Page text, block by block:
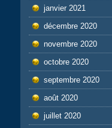
janvier 2021
décembre 2020
novembre 2020
octobre 2020
septembre 2020
août 2020
juillet 2020